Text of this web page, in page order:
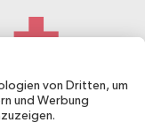
und koordiniert
BAG